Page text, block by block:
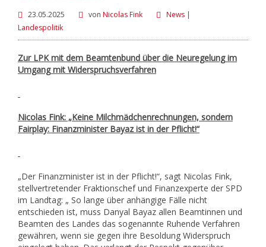
23.05.2025 von Nicolas Fink
News |
Landespolitik
Zur LPK mit dem Beamtenbund über die Neuregelung im
Umgang mit Widerspruchsverfahren
Nicolas Fink: „Keine Milchmädchenrechnungen, sondern
Fairplay: Finanzminister Bayaz ist in der Pflicht!“
„Der Finanzminister ist in der Pflicht!“, sagt Nicolas Fink,
stellvertretender Fraktionschef und Finanzexperte der SPD
im Landtag: „ So lange über anhängige Fälle nicht
entschieden ist, muss Danyal Bayaz allen Beamtinnen und
Beamten des Landes das sogenannte Ruhende Verfahren
gewähren, wenn sie gegen ihre Besoldung Widerspruch